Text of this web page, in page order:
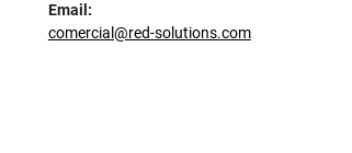
Email:
comercial@red-solutions.com